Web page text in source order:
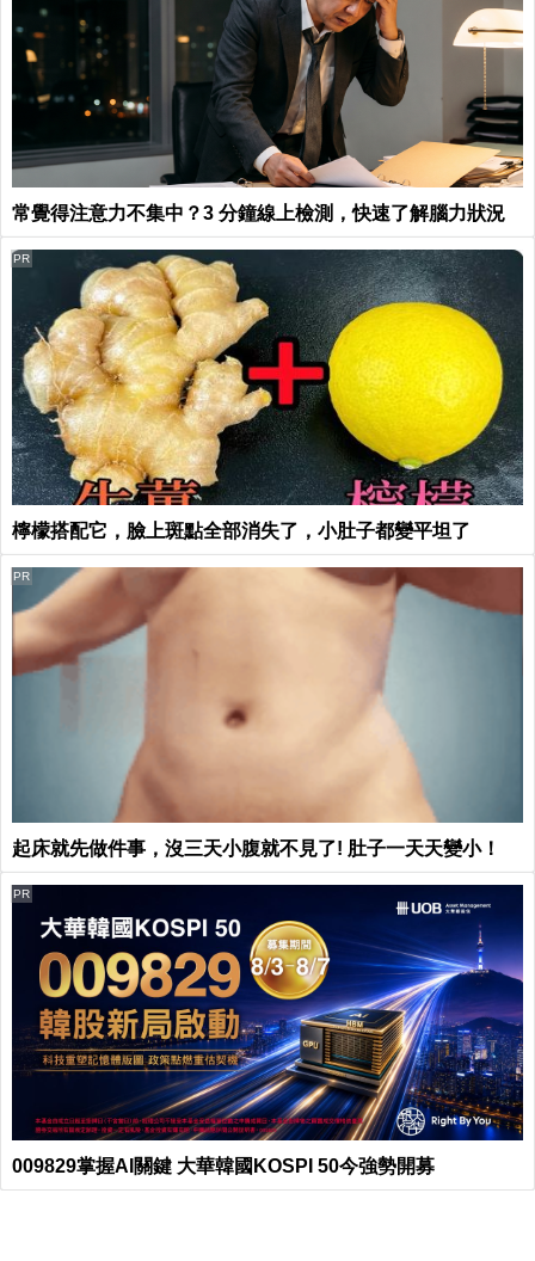
常覺得注意力不集中？3 分鐘線上檢測，快速了解腦力狀況
檸檬搭配它，臉上斑點全部消失了，小肚子都變平坦了
PR
起床就先做件事，沒三天小腹就不見了! 肚子一天天變小！
PR
009829掌握AI關鍵 大華韓國KOSPI 50今強勢開募
PR